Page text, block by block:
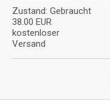
Zustand: Gebraucht
38.00 EUR
kostenloser
Versand